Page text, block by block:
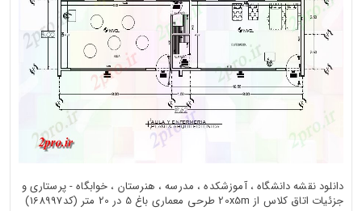
دانلود نقشه دانشگاه ، آموزشکده ، مدرسه ، هنرستان ، خوابگاه - پرستاری و
جزئیات اتاق کلاس از 20x5m طرحی معماری باغ 5 در 20 متر (کد168997)